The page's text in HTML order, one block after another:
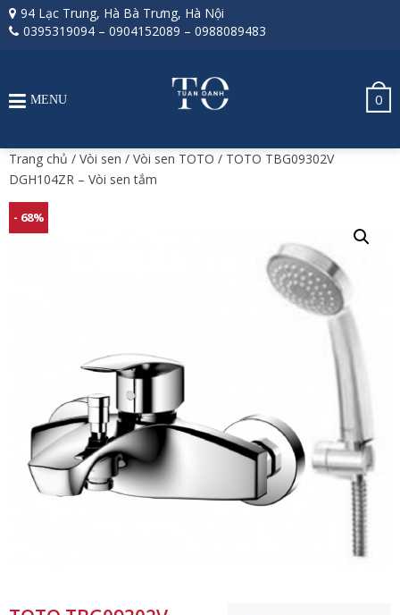
94 Lạc Trung, Hà Bà Trưng, Hà Nội
0395319094 – 0904152089 – 0988089483
0
MENU
Trang chủ / Vòi sen / Vòi sen TOTO / TOTO TBG09302V
DGH104ZR – Vòi sen tắm
- 68%